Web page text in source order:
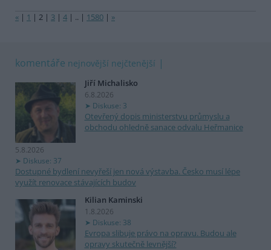
« | 1 | 2 | 3 | 4 | .. | 1580 | »
komentáře nejnovější nejčtenější
Jiří Michalisko
6.8.2026
Diskuse: 3
Otevřený dopis ministerstvu průmyslu a
obchodu ohledně sanace odvalu Heřmanice
5.8.2026
Diskuse: 37
Dostupné bydlení nevyřeší jen nová výstavba. Česko musí lépe
využít renovace stávajících budov
Kilian Kaminski
1.8.2026
Diskuse: 38
Evropa slibuje právo na opravu. Budou ale
opravy skutečně levnější?